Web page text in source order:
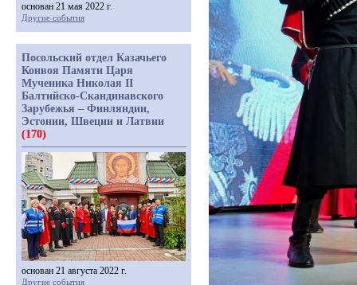
основан 21 мая 2022 г.
Другие события
Посольский отдел Казачьего
Конвоя Памяти Царя
Мученика Николая II
Балтийско-Скандинавского
Зарубежья – Финляндии,
Эстонии, Швеции и Латвии
(170)
основан 21 августа 2022 г.
Другие события